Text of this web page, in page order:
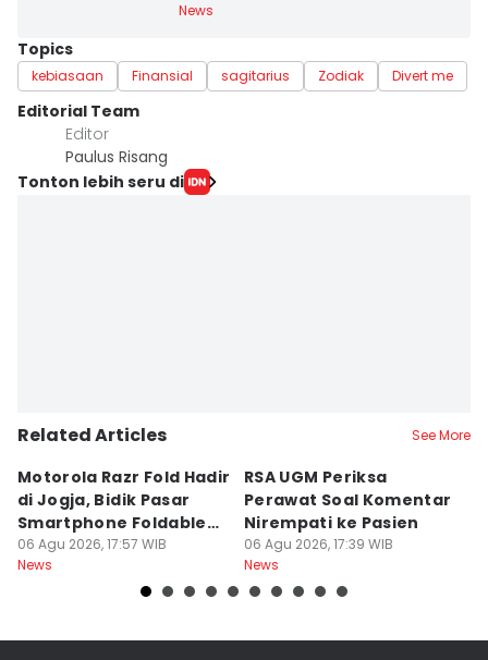
News
Topics
kebiasaan Finansial sagitarius Zodiak Divert me
Editorial Team
Editor
Paulus Risang
Tonton lebih seru di
Related Articles See More
Motorola Razr Fold Hadir
di Jogja, Bidik Pasar
Smartphone Foldable
Premium
06 Agu 2026, 17:57 WIB
News
RSA UGM Periksa
Perawat Soal Komentar
Nirempati ke Pasien
06 Agu 2026, 17:39 WIB
News